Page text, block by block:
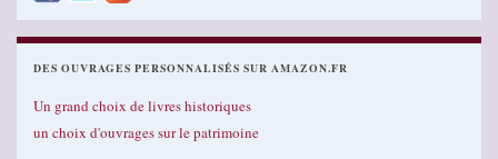
DES OUVRAGES PERSONNALISÉS SUR AMAZON.FR
Un grand choix de livres historiques
un choix d'ouvrages sur le patrimoine